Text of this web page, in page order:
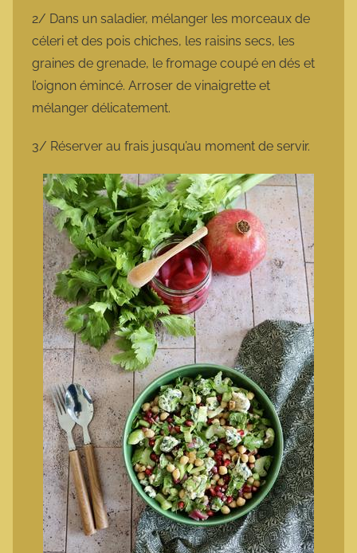
2/ Dans un saladier, mélanger les morceaux de
céleri et des pois chiches, les raisins secs, les
graines de grenade, le fromage coupé en dés et
l’oignon émincé. Arroser de vinaigrette et
mélanger délicatement.
3/ Réserver au frais jusqu’au moment de servir.